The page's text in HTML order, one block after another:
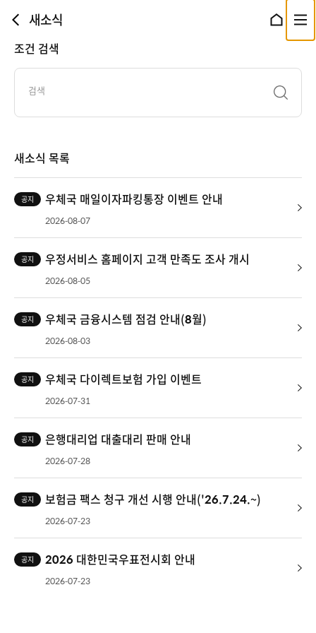
새소식
조건 검색
검색
새소식 목록
공지 우체국 매일이자파킹통장 이벤트 안내
2026-08-07
공지 우정서비스 홈페이지 고객 만족도 조사 개시
2026-08-05
공지 우체국 금융시스템 점검 안내(8월)
2026-08-03
공지 우체국 다이렉트보험 가입 이벤트
2026-07-31
공지 은행대리업 대출대리 판매 안내
2026-07-28
공지 보험금 팩스 청구 개선 시행 안내('26.7.24.~)
2026-07-23
공지 2026 대한민국우표전시회 안내
2026-07-23